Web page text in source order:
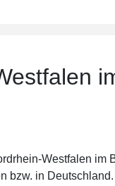
Westfalen im
bzw. in